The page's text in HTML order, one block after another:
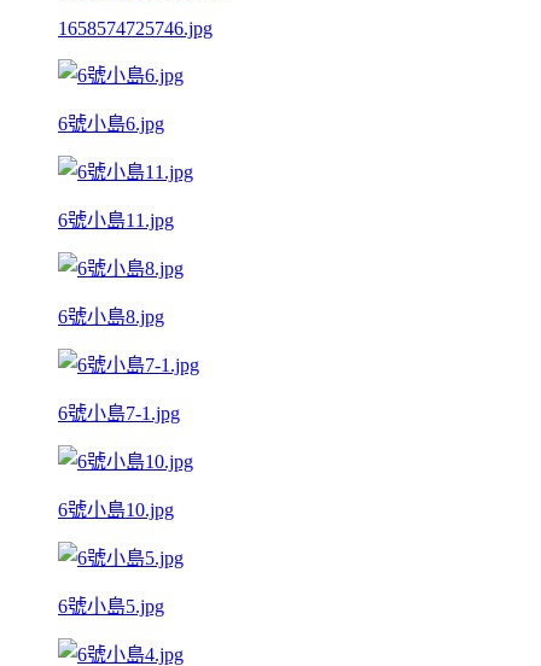
1658574725746.jpg
6號小島6.jpg
6號小島11.jpg
6號小島8.jpg
6號小島7-1.jpg
6號小島10.jpg
6號小島5.jpg